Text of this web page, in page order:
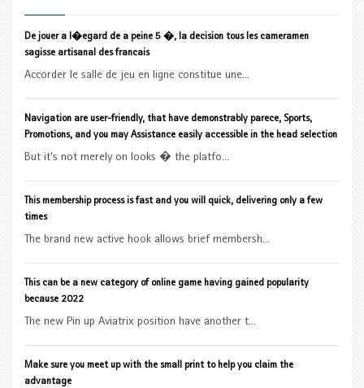
De jouer a l�egard de a peine 5 �, la decision tous les cameramen
sagisse artisanal des francais
Accorder le salle de jeu en ligne constitue une...
Navigation are user-friendly, that have demonstrably parece, Sports,
Promotions, and you may Assistance easily accessible in the head selection
But it’s not merely on looks � the platfo...
This membership process is fast and you will quick, delivering only a few
times
The brand new active hook allows brief membersh...
This can be a new category of online game having gained popularity
because 2022
The new Pin up Aviatrix position have another t...
Make sure you meet up with the small print to help you claim the
advantage